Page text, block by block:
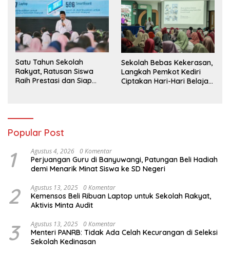
Satu Tahun Sekolah
Rakyat, Ratusan Siswa
Raih Prestasi dan Siap
Sekolah Bebas Kekerasan,
Langkah Pemkot Kediri
Ciptakan Hari-Hari Belajar
Popular Post
1 Agustus 4, 2026 0 Komentar
Perjuangan Guru di Banyuwangi, Patungan Beli Hadiah
demi Menarik Minat Siswa ke SD Negeri
2 Agustus 13, 2025 0 Komentar
Kemensos Beli Ribuan Laptop untuk Sekolah Rakyat,
Aktivis Minta Audit
3 Agustus 13, 2025 0 Komentar
Menteri PANRB: Tidak Ada Celah Kecurangan di Seleksi
Sekolah Kedinasan